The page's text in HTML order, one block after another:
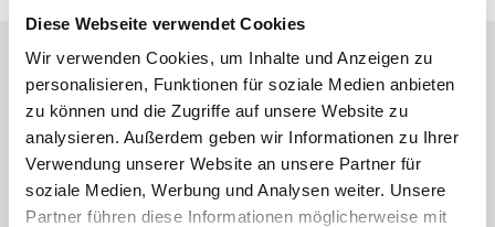
Diese Webseite verwendet Cookies
Wir verwenden Cookies, um Inhalte und Anzeigen zu
personalisieren, Funktionen für soziale Medien anbieten
zu können und die Zugriffe auf unsere Website zu
analysieren. Außerdem geben wir Informationen zu Ihrer
Verwendung unserer Website an unsere Partner für
soziale Medien, Werbung und Analysen weiter. Unsere
Partner führen diese Informationen möglicherweise mit
Montag, 24. August 2026, 19:30 Uhr
Eibach, Weihergarten 17, 35689
Dillenburg-Eibach